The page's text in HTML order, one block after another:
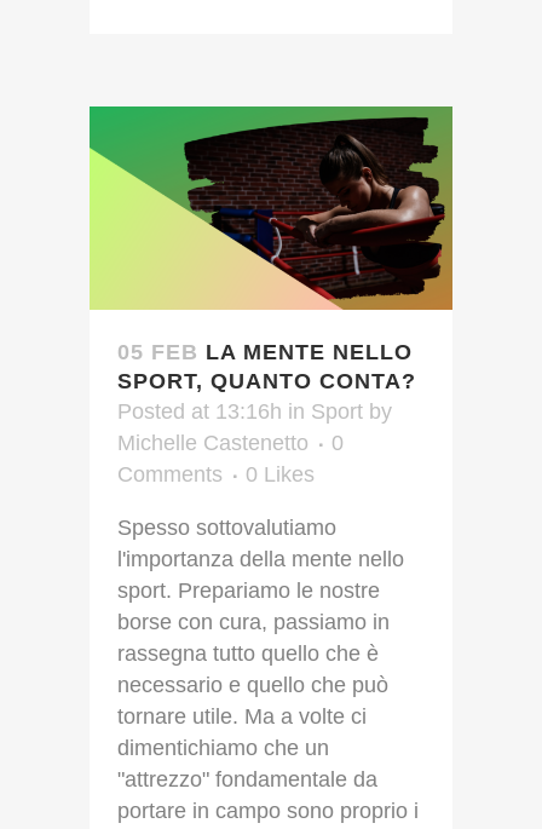
05 FEB LA MENTE NELLO
SPORT, QUANTO CONTA?
Posted at 13:16h in Sport by
Michelle Castenetto
0
Comments
0 Likes
Spesso sottovalutiamo
l'importanza della mente nello
sport. Prepariamo le nostre
borse con cura, passiamo in
rassegna tutto quello che è
necessario e quello che può
tornare utile. Ma a volte ci
dimentichiamo che un
"attrezzo" fondamentale da
portare in campo sono proprio i